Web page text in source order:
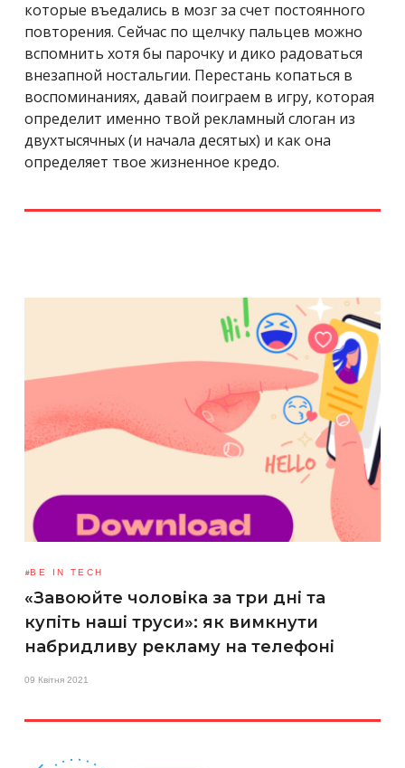
которые въедались в мозг за счет постоянного
повторения. Сейчас по щелчку пальцев можно
вспомнить хотя бы парочку и дико радоваться
внезапной ностальгии. Перестань копаться в
воспоминаниях, давай поиграем в игру, которая
определит именно твой рекламный слоган из
двухтысячных (и начала десятых) и как она
определяет твое жизненное кредо.
BE IN TECH
«Завоюйте чоловіка за три дні та
купіть наші труси»: як вимкнути
набридливу рекламу на телефоні
09 Квітня 2021